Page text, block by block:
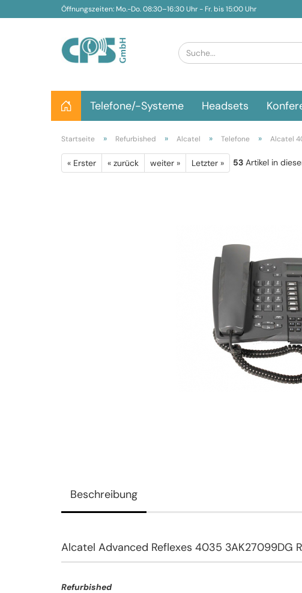
Öffnungszeiten: Mo.-Do. 08:30–16:30 Uhr - Fr. bis 15:00 Uhr
Telefone/-Systeme Headsets
Startseite » Refurbished » Alcatel » Telefone » Alcatel
« Erster « zurück weiter » Letzter » 53 Artikel in
Beschreibung
Alcatel Advanced Reflexes 4035 3AK27099DG
Refurbished